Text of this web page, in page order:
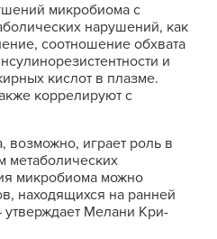
микробиома с
нарушений, как
соотношение обхвата
и
кислот в плазме.
коррелируют с
играет роль в
метаболических
микробиома можно
находящихся на ранней
утверждает Мелани Кри-